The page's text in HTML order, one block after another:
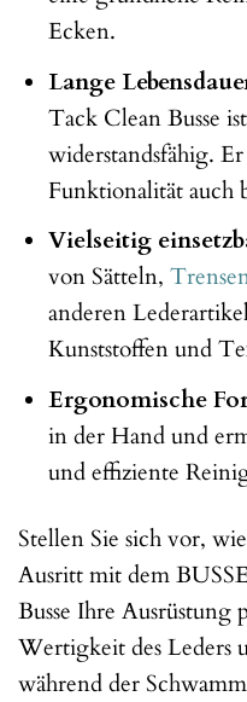
Ecken.
Lange
Tack Clean Busse
widerstandsfähig.
Funktionalität auch
Vielseitig
von Sätteln,
anderen
Kunststoffen und
Ergonomische
in der Hand und
und effiziente
Stellen Sie sich vor,
Ausritt mit dem
Busse Ihre Ausrüstung
Wertigkeit des Leders
während der